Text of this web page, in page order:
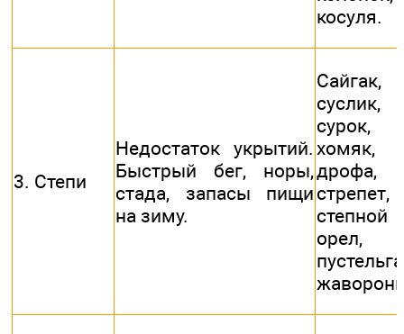
косуля.
3. Степи
Недостаток укрытий.
Быстрый бег, норы,
стада, запасы пищи
на зиму.
Сайгак,
суслик,
сурок,
хомяк,
дрофа,
стрепет,
степной
орел,